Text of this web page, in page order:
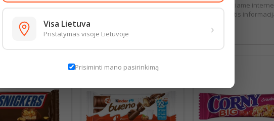
gali šiek tiek skirtis nuo pateiktos nuotraukoje. Informacija, kurią pateikiame
informacija pateikiama ant produkto pakuotės. Rekomenduojame vadovautis
TOJE PAČIOJE KATEGORIJOJE:
Visa Lietuva
Pristatymas visoje Lietuvoje ›
Prisiminti mano pasirinkimą